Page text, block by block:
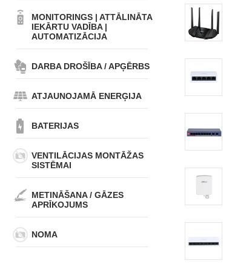
MONITORINGS | ATTĀLINĀTA
IEKĀRTU VADĪBA |
AUTOMATIZĀCIJA
DARBA DROŠĪBA / APĢĒRBS
ATJAUNOJAMĀ ENERĢIJA
BATERIJAS
VENTILĀCIJAS MONTĀŽAS
SISTĒMAI
METINĀŠANA / GĀZES
APRĪKOJUMS
NOMA